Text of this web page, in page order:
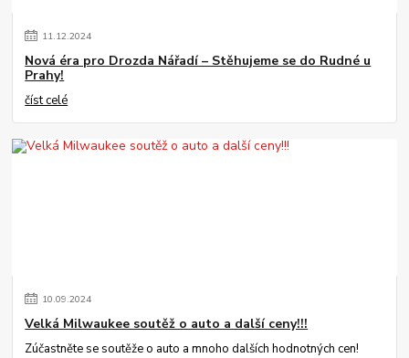
11.12.2024
Nová éra pro Drozda Nářadí – Stěhujeme se do Rudné u
Prahy!
číst celé
10.09.2024
Velká Milwaukee soutěž o auto a další ceny!!!
Zúčastněte se soutěže o auto a mnoho dalších hodnotných cen!